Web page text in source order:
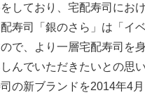
しており、宅配寿司にお
寿司「銀のさら」は「イ
で、より一層宅配寿司を
んでいただきたいとの思
の新ブランドを2014年4